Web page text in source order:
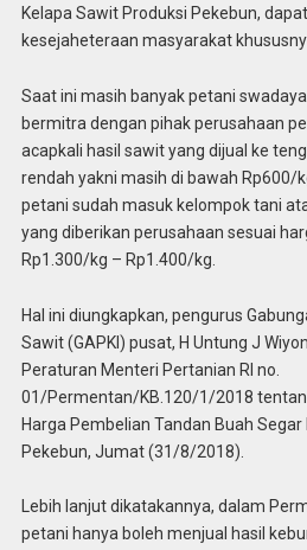
Kelapa Sawit Produksi Pekebun,
kesejaheteraan masyarakat
Saat ini masih banyak petani
bermitra dengan pihak perusahaan
acapkali hasil sawit yang dijual ke
rendah yakni masih di bawah Rp600/
petani sudah masuk kelompok tani
yang diberikan perusahaan sesuai
Rp1.300/kg – Rp1.400/kg.
Hal ini diungkapkan, pengurus
Sawit (GAPKI) pusat, H Untung J
Peraturan Menteri Pertanian RI no.
01/Permentan/KB.120/1/2018
Harga Pembelian Tandan Buah
Pekebun, Jumat (31/8/2018).
Lebih lanjut dikatakannya, dalam
petani hanya boleh menjual hasil